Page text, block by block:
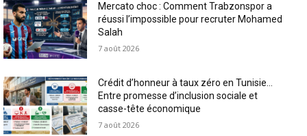
Mercato choc : Comment Trabzonspor a
réussi l’impossible pour recruter Mohamed
Salah
7 août 2026
Crédit d’honneur à taux zéro en Tunisie…
Entre promesse d’inclusion sociale et
casse-tête économique
7 août 2026